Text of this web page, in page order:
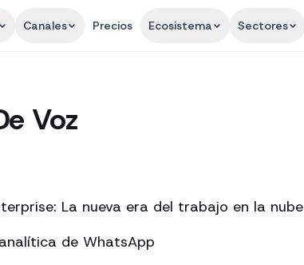
Canales Precios Ecosistema Sectores
Voz
La nueva era del trabajo en la nube
de WhatsApp